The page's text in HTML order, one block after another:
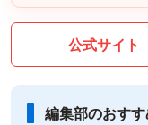
公式サイト
編集部のおす